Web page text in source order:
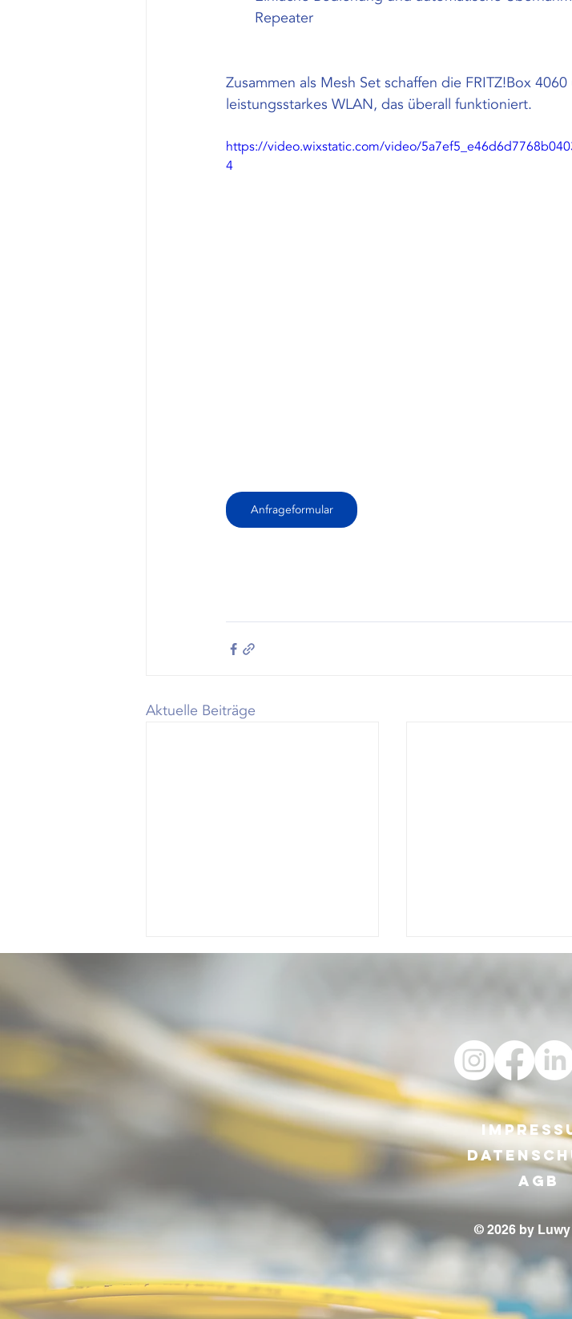
Repeater
Zusammen als Mesh Set schaffen die FRITZ!Box
leistungsstarkes WLAN, das überall funktioniert.
https://video.wixstatic.com/video/
4
Anfrageformular
Aktuelle Beiträge
WE-tech: unsere
Glasfaserhelden!
Luwy Comic:
Doktor
Buffering
AGB
© 2026 by Luwy